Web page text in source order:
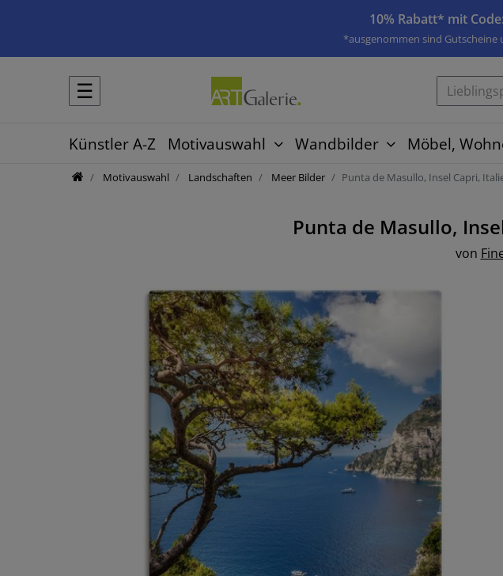
10% Rabatt* mit
*ausgenommen sind
☰
Künstler A-Z Motivauswahl Wandbilder Möbel,
Motivauswahl Landschaften Meer Bilder Punta de Masullo, Insel Capri,
Punta de Masullo,
von